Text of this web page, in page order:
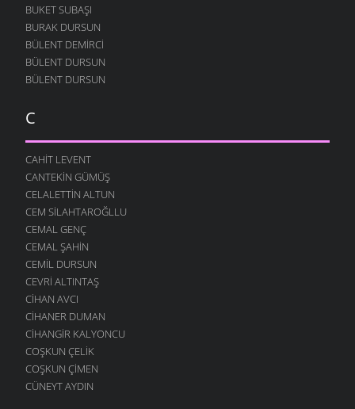
BUKET SUBAŞI
BURAK DURSUN
BÜLENT DEMIRCI
BÜLENT DURSUN
BÜLENT DURSUN
C
CAHIT LEVENT
CANTEKIN GÜMÜŞ
CELALETTIN ALTUN
CEM SILAHTAROĞLLU
CEMAL GENÇ
CEMAL ŞAHIN
CEMIL DURSUN
CEVRI ALTINTAŞ
CIHAN AVCI
CIHANER DUMAN
CIHANGIR KALYONCU
COŞKUN ÇELIK
COŞKUN ÇIMEN
CÜNEYT AYDIN